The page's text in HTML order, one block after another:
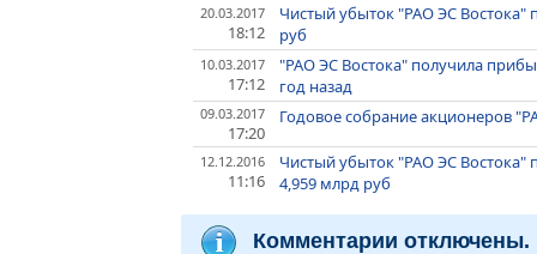
20.03.2017
18:12
Чистый убыток "РАО ЭС Востока"
руб
10.03.2017
17:12
"РАО ЭС Востока" получила
год назад
09.03.2017
17:20
Годовое собрание акционеров
12.12.2016
11:16
Чистый убыток "РАО ЭС Востока"
4,959 млрд руб
Комментарии отключены.